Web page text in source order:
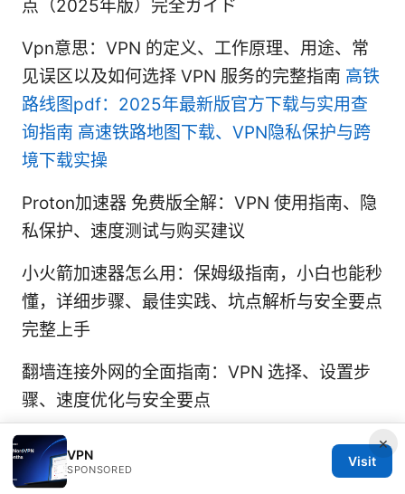
点（2025年版）完全ガイド
Vpn意思：VPN 的定义、工作原理、用途、常
见误区以及如何选择 VPN 服务的完整指南 高铁
路线图pdf：2025年最新版官方下载与实用查
询指南 高速铁路地图下载、VPN隐私保护与跨
境下载实操
Proton加速器 免费版全解：VPN 使用指南、隐
私保护、速度测试与购买建议
小火箭加速器怎么用：保姆级指南，小白也能秒
懂，详细步骤、最佳实践、坑点解析与安全要点
完整上手
翻墙连接外网的全面指南：VPN 选择、设置步
骤、速度优化与安全要点
×
VPN
SPONSORED
Visit